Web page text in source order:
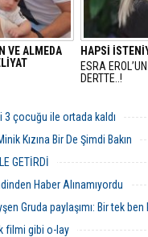
VE ALMEDA
HAPSİ
ESRA
DERTTE..!
3 çocuğu ile ortada kaldı
Kızına Bir De Şimdi Bakın
GETİRDİ
Haber Alınamıyordu
Gruda paylaşımı: Bir tek
filmi gibi o-lay